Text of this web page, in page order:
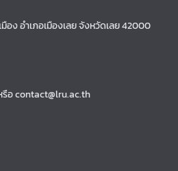
อง อำเภอเมืองเลย จังหวัดเลย 42000
รือ contact@lru.ac.th